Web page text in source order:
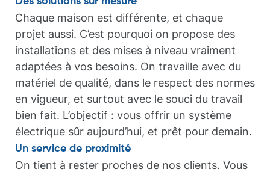
Chaque maison est différente, et chaque
projet aussi. C’est pourquoi on propose des
installations et des mises à niveau vraiment
adaptées à vos besoins. On travaille avec du
matériel de qualité, dans le respect des normes
en vigueur, et surtout avec le souci du travail
bien fait. L’objectif : vous offrir un système
électrique sûr aujourd’hui, et prêt pour demain.
Un service de proximité
On tient à rester proches de nos clients. Vous